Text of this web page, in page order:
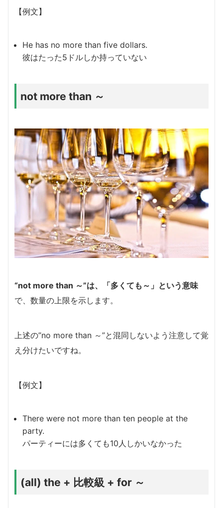
【例文】
He has no more than five dollars.
彼はたった5ドルしか持っていない
not more than ～
“not more than ～”は、「多くても～」という意味
で、数量の上限を示します。
上述の”no more than ～”と混同しないよう注意して覚
え分けたいですね。
【例文】
There were not more than ten people at the
party.
パーティーには多くても10人しかいなかった
(all) the + 比較級 + for ～